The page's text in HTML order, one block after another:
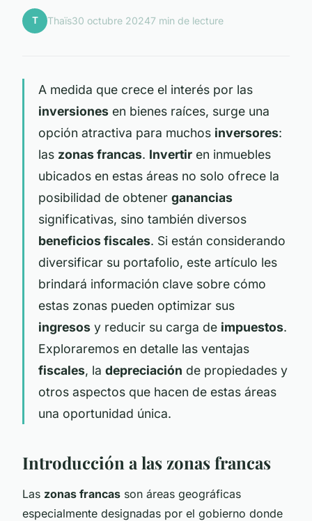
T Thaïs30 octubre 20247 min de lecture
A medida que crece el interés por las
inversiones en bienes raíces, surge una
opción atractiva para muchos inversores:
las zonas francas. Invertir en inmuebles
ubicados en estas áreas no solo ofrece la
posibilidad de obtener ganancias
significativas, sino también diversos
beneficios fiscales. Si están considerando
diversificar su portafolio, este artículo les
brindará información clave sobre cómo
estas zonas pueden optimizar sus
ingresos y reducir su carga de impuestos.
Exploraremos en detalle las ventajas
fiscales, la depreciación de propiedades y
otros aspectos que hacen de estas áreas
una oportunidad única.
Introducción a las zonas francas
Las zonas francas son áreas geográficas
especialmente designadas por el gobierno donde